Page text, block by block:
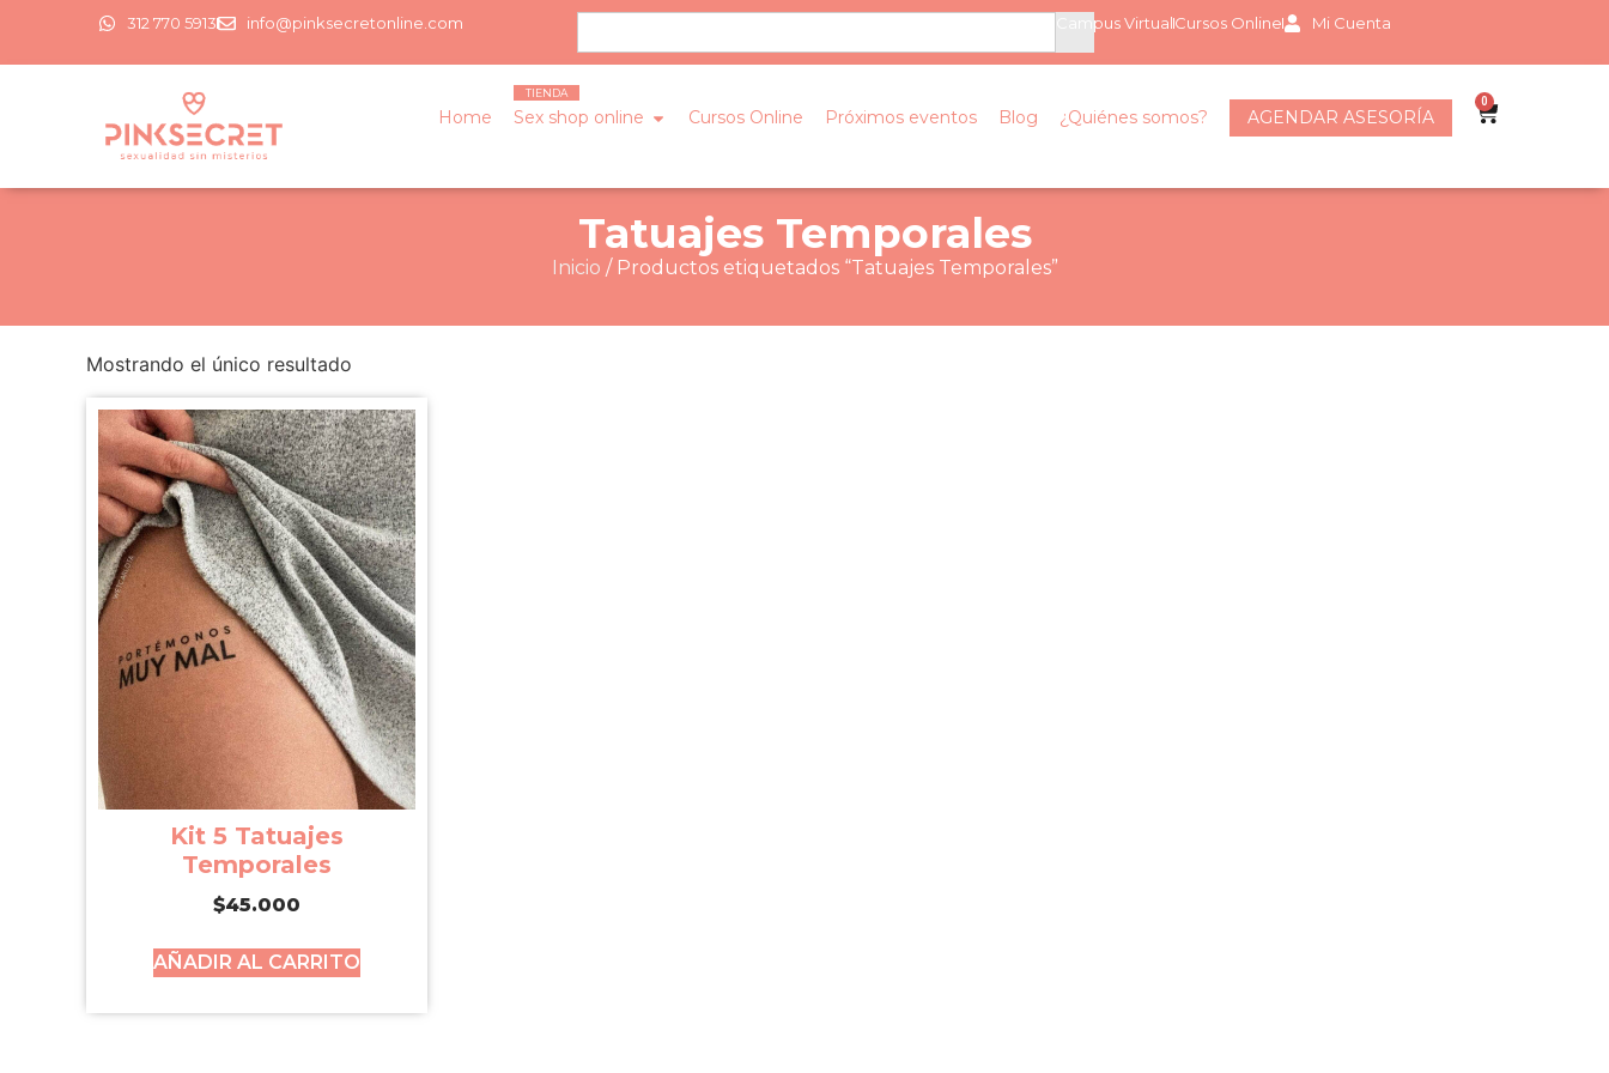
312 770 5913 info@pinksecretonline.com Campus VirtualCursos Online Mi Cuenta
Home Sex shop online Cursos Online Próximos eventos Blog ¿Quiénes somos? AGENDAR ASESORÍA
0
Tatuajes Temporales
Inicio / Productos etiquetados “Tatuajes Temporales”
Mostrando el único resultado
Kit 5 Tatuajes
Temporales
$45.000
AÑADIR AL CARRITO